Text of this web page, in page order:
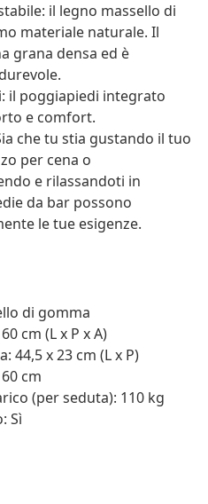
il legno massello di
materiale naturale. Il
grana densa ed è
il poggiapiedi integrato
e comfort.
che tu stia gustando il tuo
per cena o
e rilassandoti in
da bar possono
le tue esigenze.
di gomma
cm (L x P x A)
44,5 x 23 cm (L x P)
cm
(per seduta): 110 kg
Sì